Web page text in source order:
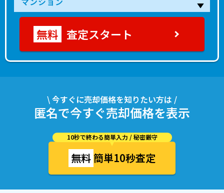
査定スタート
\ 今すぐに売却価格を知りたい方は /
匿名で今すぐ売却価格を表示
10秒で終わる簡単入力 / 秘密厳守
無料簡単10秒査定